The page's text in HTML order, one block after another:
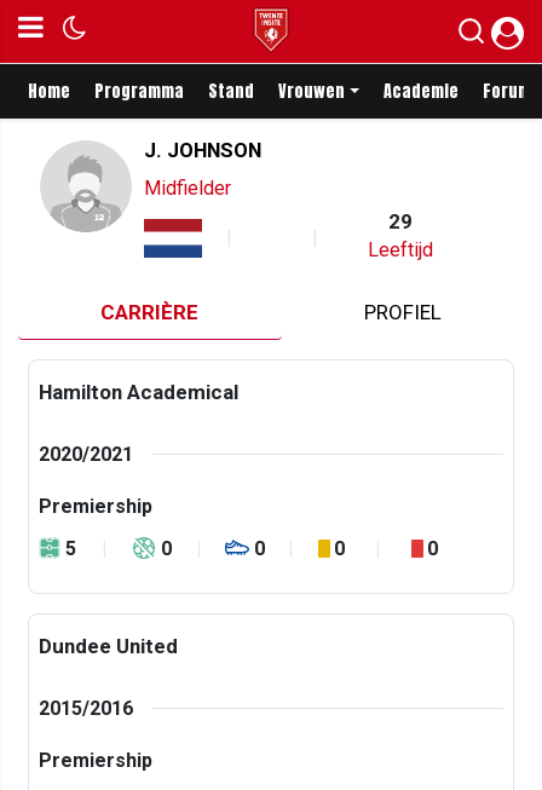
Home Programma Stand Vrouwen Academie Forum
J. JOHNSON
Midfielder
29
Leeftijd
CARRIÈRE PROFIEL
Hamilton Academical
2020/2021
Premiership
5
0 0 0 0
Dundee United
2015/2016
Premiership